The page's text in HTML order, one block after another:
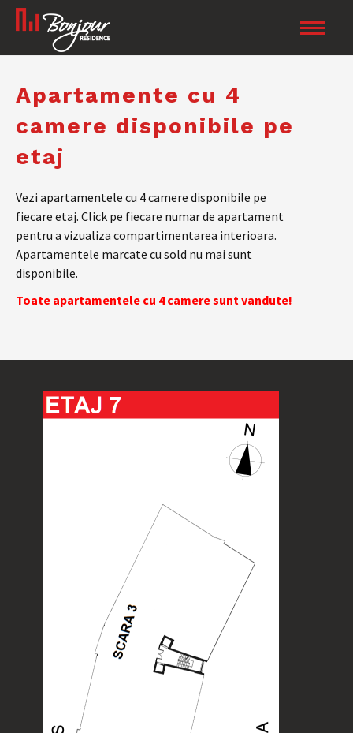
Apartamente cu 4
camere disponibile pe
etaj
Vezi apartamentele cu 4 camere disponibile pe
fiecare etaj. Click pe fiecare numar de apartament
pentru a vizualiza compartimentarea interioara.
Apartamentele marcate cu sold nu mai sunt
disponibile.
Toate apartamentele cu 4 camere sunt vandute!